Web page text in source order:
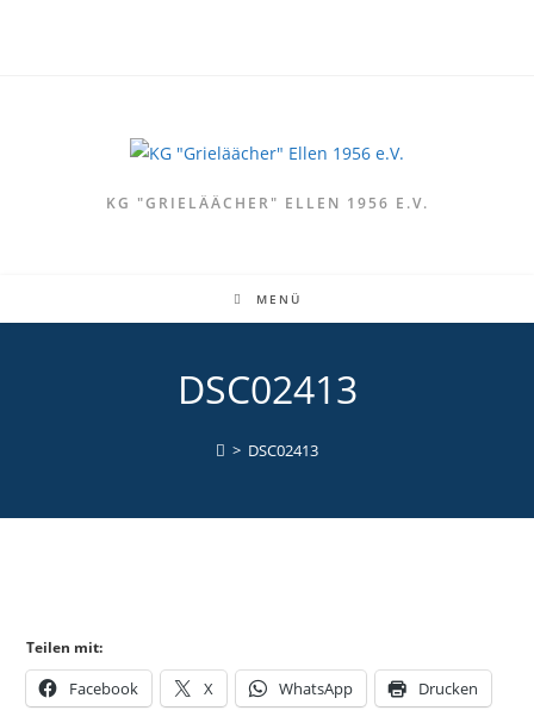
KG "GRIELÄÄCHER" ELLEN 1956 E.V.
MENÜ
DSC02413
> DSC02413
Teilen mit:
Facebook X WhatsApp Drucken